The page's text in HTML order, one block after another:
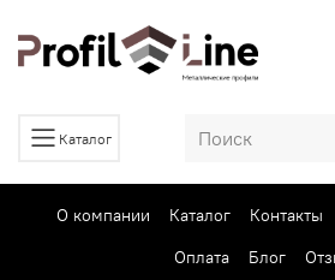
Каталог
О компании Каталог Контакты
Оплата
Блог